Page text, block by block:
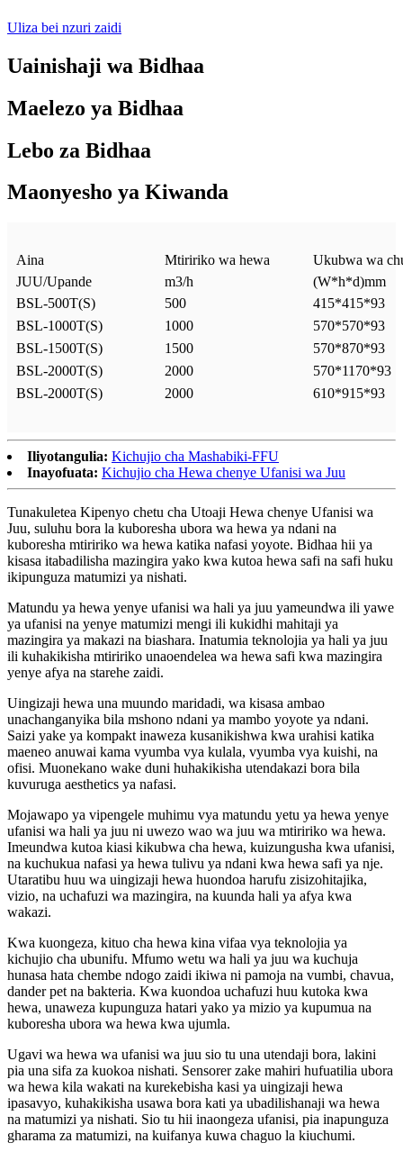
Uliza bei nzuri zaidi
Uainishaji wa Bidhaa
Maelezo ya Bidhaa
Lebo za Bidhaa
Maonyesho ya Kiwanda
Aina Mtiririko wa hewa
Ukubwa wa
JUU/Upande
m3/h
(W*h*d)mm
BSL-500T(S)
500
415*415*93
BSL-1000T(S)
1000
570*570*93
BSL-1500T(S)
1500
570*870*93
BSL-2000T(S)
2000
570*1170*93
BSL-2000T(S)
2000 610*915*93
Iliyotangulia: Kichujio cha Mashabiki-FFU
Inayofuata: Kichujio cha Hewa chenye Ufanisi wa Juu
Tunakuletea Kipenyo chetu cha Utoaji Hewa chenye Ufanisi wa
Juu, suluhu bora la kuboresha ubora wa hewa ya ndani na
kuboresha mtiririko wa hewa katika nafasi yoyote. Bidhaa hii ya
kisasa itabadilisha mazingira yako kwa kutoa hewa safi na safi huku
ikipunguza matumizi ya nishati.
Matundu ya hewa yenye ufanisi wa hali ya juu yameundwa ili yawe
ya ufanisi na yenye matumizi mengi ili kukidhi mahitaji ya
mazingira ya makazi na biashara. Inatumia teknolojia ya hali ya juu
ili kuhakikisha mtiririko unaoendelea wa hewa safi kwa mazingira
yenye afya na starehe zaidi.
Uingizaji hewa una muundo maridadi, wa kisasa ambao
unachanganyika bila mshono ndani ya mambo yoyote ya ndani.
Saizi yake ya kompakt inaweza kusanikishwa kwa urahisi katika
maeneo anuwai kama vyumba vya kulala, vyumba vya kuishi, na
ofisi. Muonekano wake duni huhakikisha utendakazi bora bila
kuvuruga aesthetics ya nafasi.
Mojawapo ya vipengele muhimu vya matundu yetu ya hewa yenye
ufanisi wa hali ya juu ni uwezo wao wa juu wa mtiririko wa hewa.
Imeundwa kutoa kiasi kikubwa cha hewa, kuizungusha kwa ufanisi,
na kuchukua nafasi ya hewa tulivu ya ndani kwa hewa safi ya nje.
Utaratibu huu wa uingizaji hewa huondoa harufu zisizohitajika,
vizio, na uchafuzi wa mazingira, na kuunda hali ya afya kwa
wakazi.
Kwa kuongeza, kituo cha hewa kina vifaa vya teknolojia ya
kichujio cha ubunifu. Mfumo wetu wa hali ya juu wa kuchuja
hunasa hata chembe ndogo zaidi ikiwa ni pamoja na vumbi, chavua,
dander pet na bakteria. Kwa kuondoa uchafuzi huu kutoka kwa
hewa, unaweza kupunguza hatari yako ya mizio ya kupumua na
kuboresha ubora wa hewa kwa ujumla.
Ugavi wa hewa wa ufanisi wa juu sio tu una utendaji bora, lakini
pia una sifa za kuokoa nishati. Sensorer zake mahiri hufuatilia ubora
wa hewa kila wakati na kurekebisha kasi ya uingizaji hewa
ipasavyo, kuhakikisha usawa bora kati ya ubadilishanaji wa hewa
na matumizi ya nishati. Sio tu hii inaongeza ufanisi, pia inapunguza
gharama za matumizi, na kuifanya kuwa chaguo la kiuchumi.